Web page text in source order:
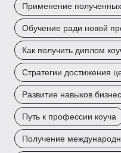
Применение
Обучение ради новой
Как получить диплом
Стратегии достижения
Развитие навыков
Путь к профессии коуча
Получение